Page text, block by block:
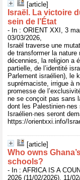
[article]
Israël. La victoire
sein de l’État
- In : ORIENT XXI, 3
03/03/2026,
Israël traverse une
de transformer la
décennies, la religion a
partielle, de l’identité
Parlement israélien), le
suprémaciste, irrigue à
promesse de
ne se conçoit pas sans
dont les
Israélien·nes seront
https://orientxxi.info/
[article]
Who owns
schools?
- In : AFRICA IS A
2026 (11/02/2026), 11/